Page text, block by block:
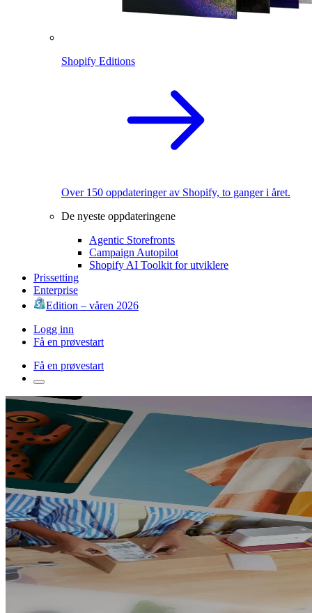
Shopify Editions
Over 150 oppdateringer av Shopify, to ganger i året.
De nyeste oppdateringene
Agentic Storefronts
Campaign Autopilot
Shopify AI Toolkit for utviklere
Prissetting
Enterprise
Edition – våren 2026
Logg inn
Få en prøvestart
Få en prøvestart